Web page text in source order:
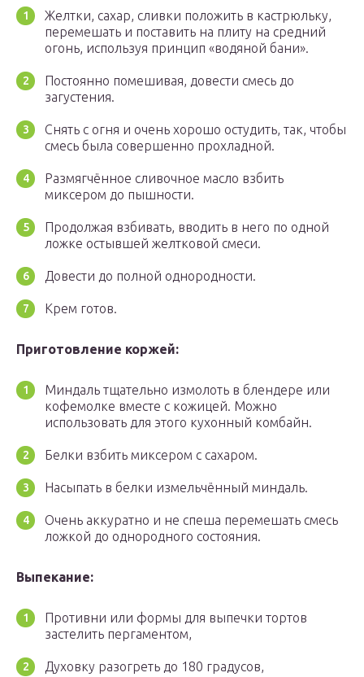
Желтки, сахар, сливки положить в кастрюльку,
перемешать и поставить на плиту на средний
огонь, используя принцип «водяной бани».
Постоянно помешивая, довести смесь до
загустения.
Снять с огня и очень хорошо остудить, так, чтобы
смесь была совершенно прохладной.
Размягчённое сливочное масло взбить
миксером до пышности.
Продолжая взбивать, вводить в него по одной
ложке остывшей желтковой смеси.
Довести до полной однородности.
Крем готов.
Приготовление коржей:
Миндаль тщательно измолоть в блендере или
кофемолке вместе с кожицей. Можно
использовать для этого кухонный комбайн.
Белки взбить миксером с сахаром.
Насыпать в белки измельчённый миндаль.
Очень аккуратно и не спеша перемешать смесь
ложкой до однородного состояния.
Выпекание:
Противни или формы для выпечки тортов
застелить пергаментом,
Духовку разогреть до 180 градусов,